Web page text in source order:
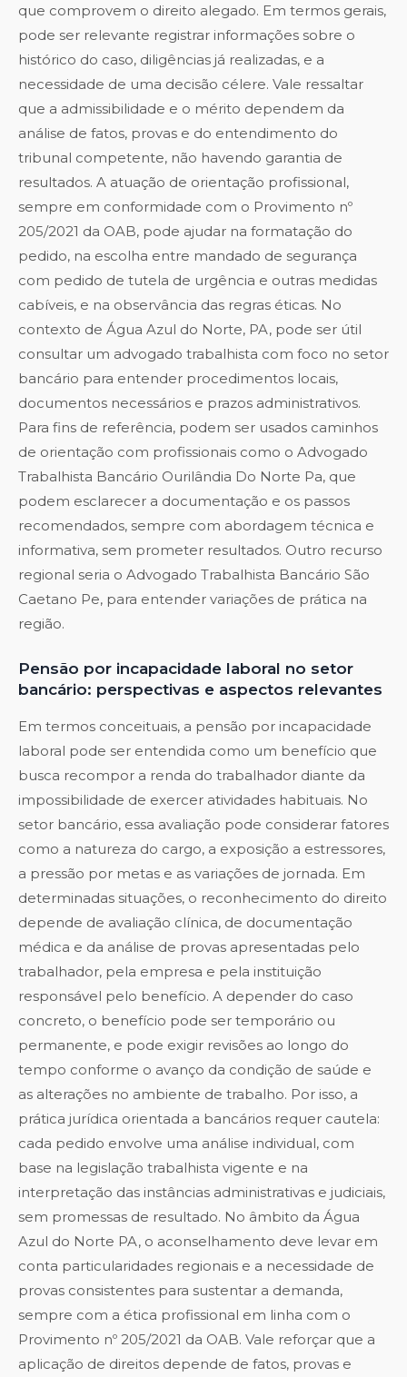
que comprovem o direito alegado. Em termos gerais,
pode ser relevante registrar informações sobre o
histórico do caso, diligências já realizadas, e a
necessidade de uma decisão célere. Vale ressaltar
que a admissibilidade e o mérito dependem da
análise de fatos, provas e do entendimento do
tribunal competente, não havendo garantia de
resultados. A atuação de orientação profissional,
sempre em conformidade com o Provimento nº
205/2021 da OAB, pode ajudar na formatação do
pedido, na escolha entre mandado de segurança
com pedido de tutela de urgência e outras medidas
cabíveis, e na observância das regras éticas. No
contexto de Água Azul do Norte, PA, pode ser útil
consultar um advogado trabalhista com foco no setor
bancário para entender procedimentos locais,
documentos necessários e prazos administrativos.
Para fins de referência, podem ser usados caminhos
de orientação com profissionais como o Advogado
Trabalhista Bancário Ourilândia Do Norte Pa, que
podem esclarecer a documentação e os passos
recomendados, sempre com abordagem técnica e
informativa, sem prometer resultados. Outro recurso
regional seria o Advogado Trabalhista Bancário São
Caetano Pe, para entender variações de prática na
região.
Pensão por incapacidade laboral no setor
bancário: perspectivas e aspectos relevantes
Em termos conceituais, a pensão por incapacidade
laboral pode ser entendida como um benefício que
busca recompor a renda do trabalhador diante da
impossibilidade de exercer atividades habituais. No
setor bancário, essa avaliação pode considerar fatores
como a natureza do cargo, a exposição a estressores,
a pressão por metas e as variações de jornada. Em
determinadas situações, o reconhecimento do direito
depende de avaliação clínica, de documentação
médica e da análise de provas apresentadas pelo
trabalhador, pela empresa e pela instituição
responsável pelo benefício. A depender do caso
concreto, o benefício pode ser temporário ou
permanente, e pode exigir revisões ao longo do
tempo conforme o avanço da condição de saúde e
as alterações no ambiente de trabalho. Por isso, a
prática jurídica orientada a bancários requer cautela:
cada pedido envolve uma análise individual, com
base na legislação trabalhista vigente e na
interpretação das instâncias administrativas e judiciais,
sem promessas de resultado. No âmbito da Água
Azul do Norte PA, o aconselhamento deve levar em
conta particularidades regionais e a necessidade de
provas consistentes para sustentar a demanda,
sempre com a ética profissional em linha com o
Provimento nº 205/2021 da OAB. Vale reforçar que a
aplicação de direitos depende de fatos, provas e